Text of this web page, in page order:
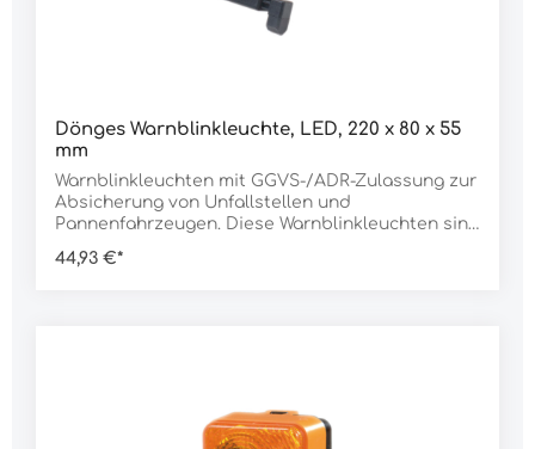
Dönges Warnblinkleuchte, LED, 220 x 80 x 55
mm
Warnblinkleuchten mit GGVS-/ADR-Zulassung zur
Absicherung von Unfallstellen und
Pannenfahrzeugen. Diese Warnblinkleuchten sind
mehr als 2.8 t zulässigem Gesamtgewicht
enthalten. Merkmale:lange Batterielaufzeitenorm
hellBetrieb mit fünf D-ZellenBlink- oder
44,93 €*